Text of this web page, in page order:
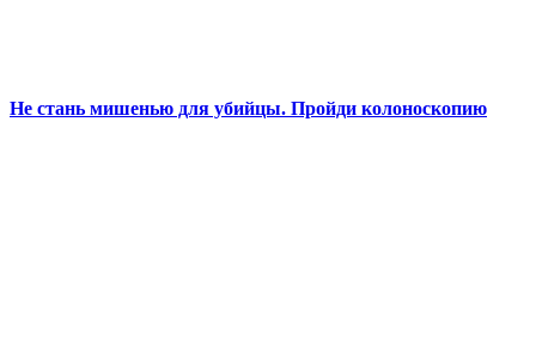
Не стань мишенью для убийцы. Пройди колоноскопию